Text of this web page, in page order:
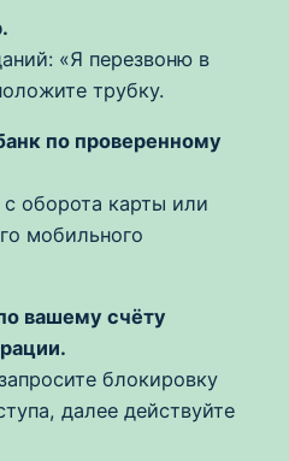
«Я перезвоню в
трубку.
по проверенному
оборота карты или
мобильного
вашему счёту
блокировку
далее действуйте